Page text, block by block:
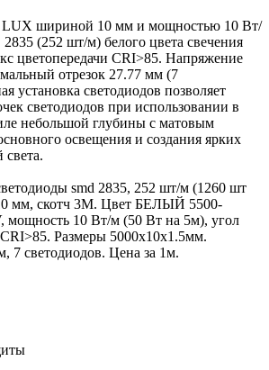
LUX шириной 10 мм и мощностью 10 Вт/
(252 шт/м) белого цвета свечения
цветопередачи CRI>85. Напряжение
отрезок 27.77 мм (7
установка светодиодов позволяет
светодиодов при использовании в
небольшой глубины с матовым
освещения и создания ярких
smd 2835, 252 шт/м (1260 шт
мм, скотч 3М. Цвет БЕЛЫЙ 5500-
мощность 10 Вт/м (50 Вт на 5м), угол
CRI>85. Размеры 5000х10x1.5мм.
7 светодиодов. Цена за 1м.